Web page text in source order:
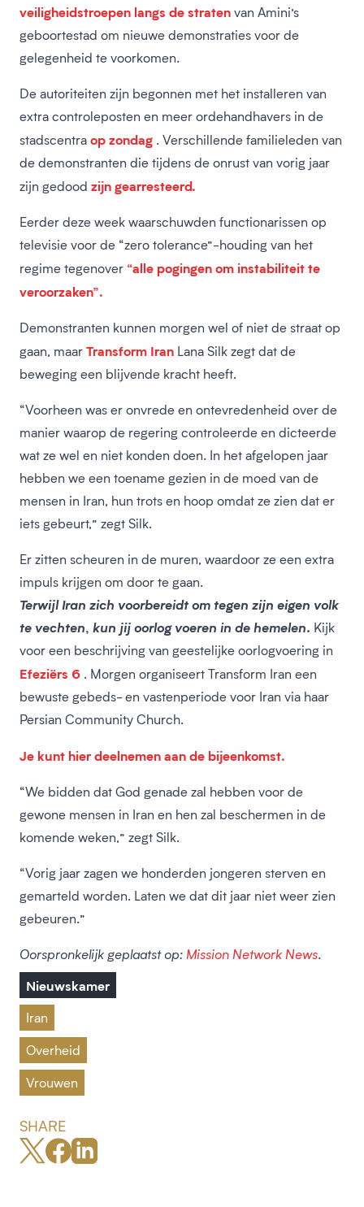
veiligheidstroepen langs de stratenvan Amini’s
geboortestad om nieuwe demonstraties voor de
gelegenheid te voorkomen.
De autoriteiten zijn begonnen met het installeren van
extra controleposten en meer ordehandhavers in de
stadscentraop zondag . Verschillende familieleden van
de demonstranten die tijdens de onrust van vorig jaar
zijn gedood zijn gearresteerd.
Eerder deze week waarschuwden functionarissen op
televisie voor de “zero tolerance”-houding van het
regime tegenover “alle pogingen om instabiliteit te
veroorzaken”.
Demonstranten kunnen morgen wel of niet de straat op
gaan, maarTransform Iran Lana Silk zegt dat de
beweging een blijvende kracht heeft.
“Voorheen was er onvrede en ontevredenheid over de
manier waarop de regering controleerde en dicteerde
wat ze wel en niet konden doen. In het afgelopen jaar
hebben we een toename gezien in de moed van de
mensen in Iran, hun trots en hoop omdat ze zien dat er
iets gebeurt,” zegt Silk.
Er zitten scheuren in de muren, waardoor ze een extra
impuls krijgen om door te gaan.
Terwijl Iran zich voorbereidt om tegen zijn eigen volk
te vechten, kun jij oorlog voeren in de hemelen. Kijk
voor een beschrijving van geestelijke oorlogvoering in
Efeziërs 6 . Morgen organiseert Transform Iran een
bewuste gebeds- en vastenperiode voor Iran via haar
Persian Community Church.
Je kunt hier deelnemen aan de bijeenkomst.
“We bidden dat God genade zal hebben voor de
gewone mensen in Iran en hen zal beschermen in de
komende weken,” zegt Silk.
“Vorig jaar zagen we honderden jongeren sterven en
gemarteld worden. Laten we dat dit jaar niet weer zien
gebeuren.”
Oorspronkelijk geplaatst op: Mission Network News.
Nieuwskamer
Iran
Overheid
Vrouwen
SHARE